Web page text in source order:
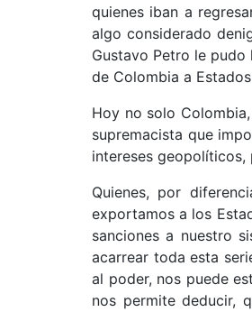
quienes iban a
algo considerado
Gustavo Petro le
de Colombia a
Hoy no solo
supremacista que
intereses geopolíticos,
Quienes, por
exportamos a los
sanciones a nuestro
acarrear toda esta
al poder, nos puede
nos permite deducir,